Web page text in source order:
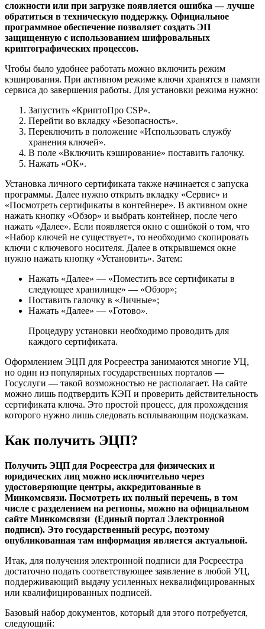
сложности или при загрузке появляется ошибка — лучше
обратиться в техническую поддержку. Официальное
программное обеспечение позволяет создать ЭП
защищенную с использованием шифровальных
криптографических процессов.
Чтобы было удобнее работать можно включить режим
кэширования. При активном режиме ключи хранятся в памяти
сервиса до завершения работы. Для установки режима нужно:
Запустить «КриптоПро CSP».
Перейти во вкладку «Безопасность».
Переключить в положение «Использовать службу
хранения ключей».
В поле «Включить кэширование» поставить галочку.
Нажать «ОК».
Установка личного сертификата также начинается с запуска
программы. Далее нужно открыть вкладку «Сервис» и
«Посмотреть сертификаты в контейнере». В активном окне
нажать кнопку «Обзор» и выбрать контейнер, после чего
нажать «Далее». Если появляется окно с ошибкой о том, что
«Набор ключей не существует», то необходимо скопировать
ключи с ключевого носителя. Далее в открывшемся окне
нужно нажать кнопку «Установить». Затем:
Нажать «Далее» — «Поместить все сертификаты в
следующее хранилище» — «Обзор»;
Поставить галочку в «Личные»;
Нажать «Далее» — «Готово».
Процедуру установки необходимо проводить для
каждого сертификата.
Оформлением ЭЦП для Росреестра занимаются многие УЦ,
но один из популярных государственных порталов —
Госуслуги — такой возможностью не располагает. На сайте
можно лишь подтвердить КЭП и проверить действительность
сертификата ключа. Это простой процесс, для прохождения
которого нужно лишь следовать всплывающим подсказкам.
Как получить ЭЦП?
Получить ЭЦП для Росреестра для физических и
юридических лиц можно исключительно через
удостоверяющие центры, аккредитованные в
Минкомсвязи. Посмотреть их полный перечень, в том
числе с разделением на регионы, можно на официальном
сайте Минкомсвязи (Единый портал Электронной
подписи). Это государственный ресурс, поэтому
опубликованная там информация является актуальной.
Итак, для получения электронной подписи для Росреестра
достаточно подать соответствующее заявление в любой УЦ,
поддерживающий выдачу усиленных неквалифицированных
или квалифицированных подписей.
Базовый набор документов, который для этого потребуется,
следующий: